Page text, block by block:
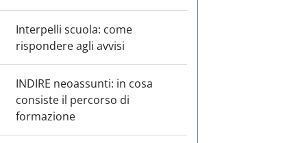
Interpelli scuola: come
rispondere agli avvisi
INDIRE neoassunti: in cosa
consiste il percorso di
formazione